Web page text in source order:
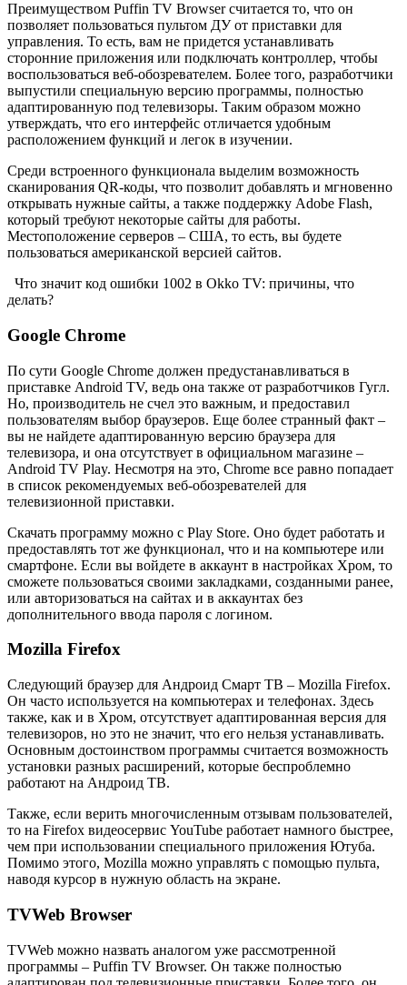
Преимуществом Puffin TV Browser считается то, что он
позволяет пользоваться пультом ДУ от приставки для
управления. То есть, вам не придется устанавливать
сторонние приложения или подключать контроллер, чтобы
воспользоваться веб-обозревателем. Более того, разработчики
выпустили специальную версию программы, полностью
адаптированную под телевизоры. Таким образом можно
утверждать, что его интерфейс отличается удобным
расположением функций и легок в изучении.
Среди встроенного функционала выделим возможность
сканирования QR-коды, что позволит добавлять и мгновенно
открывать нужные сайты, а также поддержку Adobe Flash,
который требуют некоторые сайты для работы.
Местоположение серверов – США, то есть, вы будете
пользоваться американской версией сайтов.
Что значит код ошибки 1002 в Okko TV: причины, что
делать?
Google Chrome
По сути Google Chrome должен предустанавливаться в
приставке Android TV, ведь она также от разработчиков Гугл.
Но, производитель не счел это важным, и предоставил
пользователям выбор браузеров. Еще более странный факт –
вы не найдете адаптированную версию браузера для
телевизора, и она отсутствует в официальном магазине –
Android TV Play. Несмотря на это, Chrome все равно попадает
в список рекомендуемых веб-обозревателей для
телевизионной приставки.
Скачать программу можно с Play Store. Оно будет работать и
предоставлять тот же функционал, что и на компьютере или
смартфоне. Если вы войдете в аккаунт в настройках Хром, то
сможете пользоваться своими закладками, созданными ранее,
или авторизоваться на сайтах и в аккаунтах без
дополнительного ввода пароля с логином.
Mozilla Firefox
Следующий браузер для Андроид Смарт ТВ – Mozilla Firefox.
Он часто используется на компьютерах и телефонах. Здесь
также, как и в Хром, отсутствует адаптированная версия для
телевизоров, но это не значит, что его нельзя устанавливать.
Основным достоинством программы считается возможность
установки разных расширений, которые беспроблемно
работают на Андроид ТВ.
Также, если верить многочисленным отзывам пользователей,
то на Firefox видеосервис YouTube работает намного быстрее,
чем при использовании специального приложения Ютуба.
Помимо этого, Mozilla можно управлять с помощью пульта,
наводя курсор в нужную область на экране.
TVWeb Browser
TVWeb можно назвать аналогом уже рассмотренной
программы – Puffin TV Browser. Он также полностью